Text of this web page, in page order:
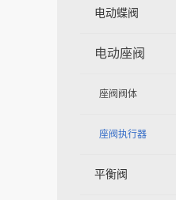
电动蝶阀
电动座阀
座阀阀体
座阀执行器
平衡阀